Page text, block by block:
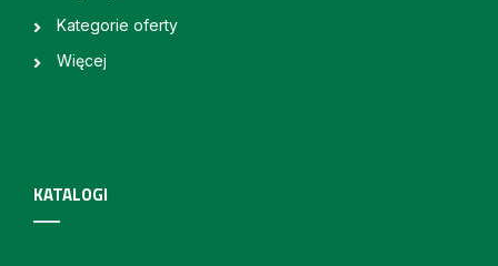
Kategorie oferty
Więcej
KATALOGI